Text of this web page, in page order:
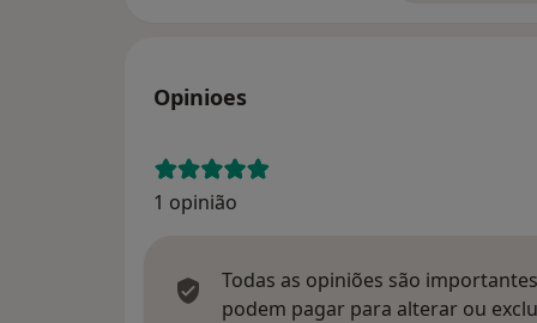
Opinioes
1 opinião
Todas as opiniões são
podem pagar para alterar ou